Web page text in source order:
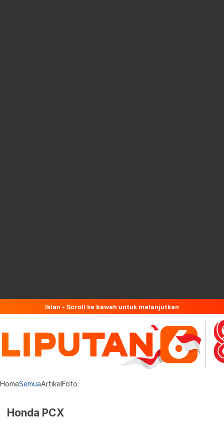
Iklan - Scroll ke bawah untuk melanjutkan
HomeSemuaArtikelFoto
Honda PCX